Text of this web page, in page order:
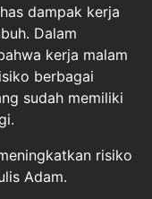
dampak kerja
Dalam
kerja malam
berbagai
sudah memiliki
risiko
Adam.